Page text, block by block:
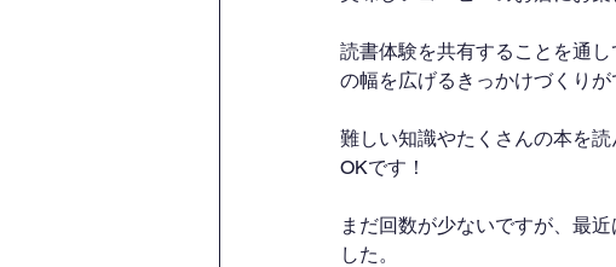
読書体験を共有することを通
の幅を広げるきっかけづくりが
難しい知識やたくさんの本を
OKです！
まだ回数が少ないですが、最
した。